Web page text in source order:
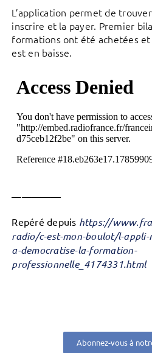
L’application permet de
inscrire et la payer. Premier
formations ont été achetées
est en baisse.
—————
Repéré depuis https://
radio/c-est-mon-boulot/l-
a-democratise-la-formation-
professionnelle_4174331.html
Abonnez-vous à